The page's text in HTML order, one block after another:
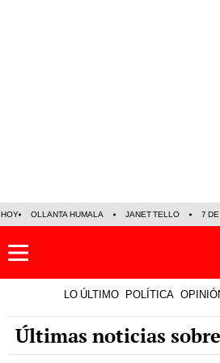
HOY OLLANTA HUMALA JANET TELLO 7
LO ÚLTIMO POLÍTICA
Últimas noticias